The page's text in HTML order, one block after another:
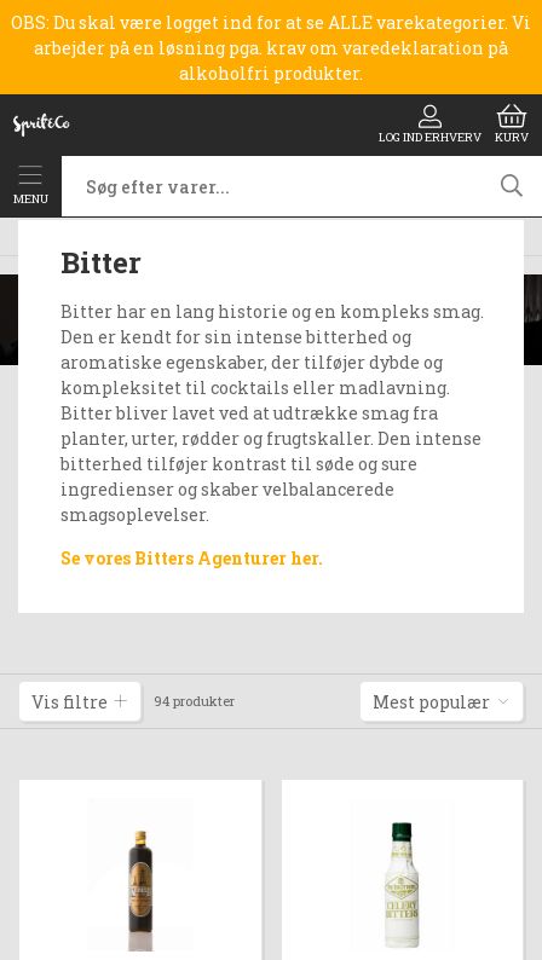
OBS: Du skal være logget ind for at se ALLE varekategorier. Vi
arbejder på en løsning pga. krav om varedeklaration på
alkoholfri produkter.
LOG IND ERHVERV KURV
MENU
Bitter
Bitter har en lang historie og en kompleks smag.
Den er kendt for sin intense bitterhed og
aromatiske egenskaber, der tilføjer dybde og
kompleksitet til cocktails eller madlavning.
Bitter bliver lavet ved at udtrække smag fra
planter, urter, rødder og frugtskaller. Den intense
bitterhed tilføjer kontrast til søde og sure
ingredienser og skaber velbalancerede
smagsoplevelser.
Se vores Bitters Agenturer her.
Vis filtre 94 produkter Mest populær